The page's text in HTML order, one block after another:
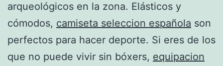
arqueológicos en la zona. Elásticos y
cómodos, camiseta seleccion española son
perfectos para hacer deporte. Si eres de los
que no puede vivir sin bóxers, equipacion